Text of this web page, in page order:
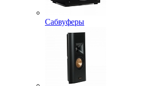
Сабвуферы